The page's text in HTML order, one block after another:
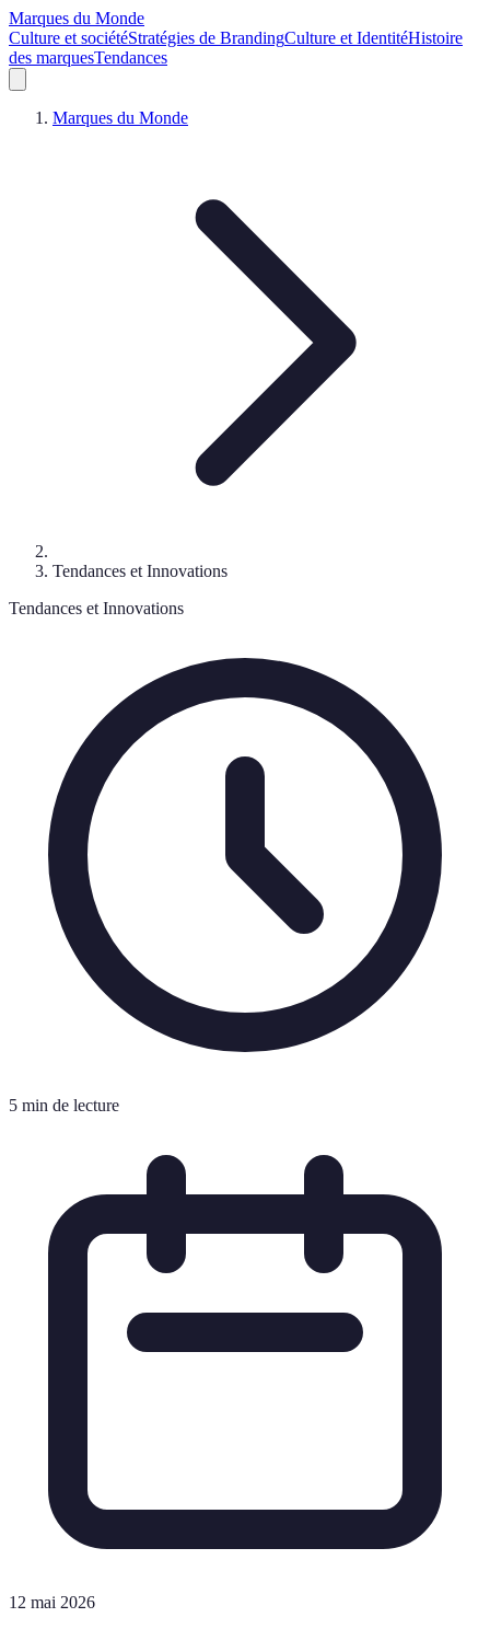
Marques du Monde
Culture et sociétéStratégies de BrandingCulture et IdentitéHistoire
des marquesTendances
Marques du Monde
Tendances et Innovations
Tendances et Innovations
5 min de lecture
12 mai 2026